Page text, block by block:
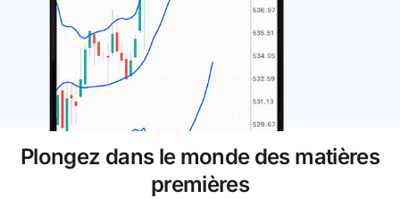
Plongez dans le monde des matières
premières